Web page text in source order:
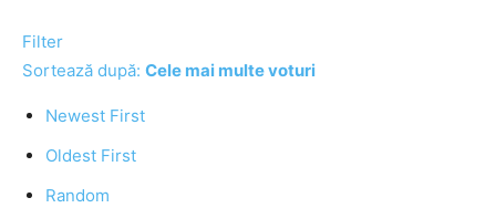
Filter
Sortează după: Cele mai multe voturi
Newest First
Oldest First
Random